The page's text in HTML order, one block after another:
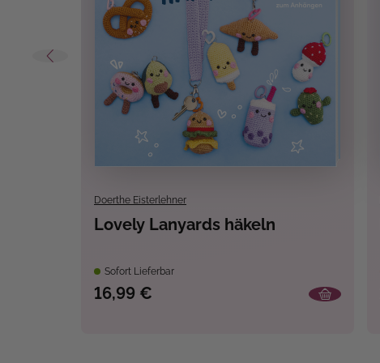
Doerthe Eisterlehner
Lovely Lanyards häkeln
Sofort Lieferbar
16,99 €